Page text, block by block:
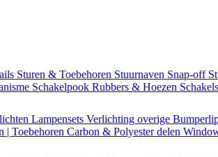
Sturen & Toebehoren Stuurnaven Snap-off
Schakelpook Rubbers & Hoezen
Lampensets Verlichting overige
| Toebehoren Carbon & Polyester delen